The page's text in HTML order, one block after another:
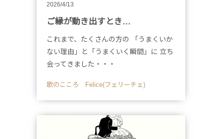
2026/4/13
ご縁が動き出すとき…
これまで、たくさんの方の 「うまくいか
ない理由」と「うまくいく瞬間」に 立ち
会ってきました・・・
歌のこころ Felice(フェリーチェ)